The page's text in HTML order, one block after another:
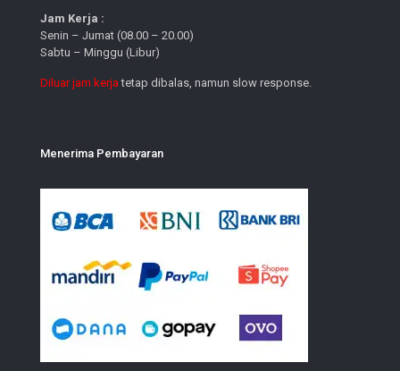
Jam Kerja :
Senin – Jumat (08.00 – 20.00)
Sabtu – Minggu (Libur)
Diluar jam kerja tetap dibalas, namun slow response.
Menerima Pembayaran